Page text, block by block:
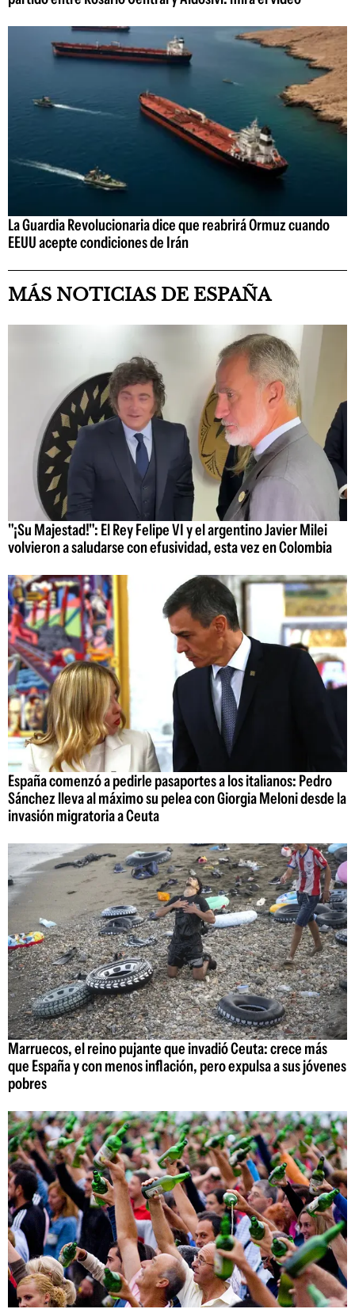
La Guardia Revolucionaria dice que reabrirá Ormuz cuando
EEUU acepte condiciones de Irán
MÁS NOTICIAS DE ESPAÑA
"¡Su Majestad!": El Rey Felipe VI y el argentino Javier Milei
volvieron a saludarse con efusividad, esta vez en Colombia
España comenzó a pedirle pasaportes a los italianos: Pedro
Sánchez lleva al máximo su pelea con Giorgia Meloni desde la
invasión migratoria a Ceuta
Marruecos, el reino pujante que invadió Ceuta: crece más
que España y con menos inflación, pero expulsa a sus jóvenes
pobres